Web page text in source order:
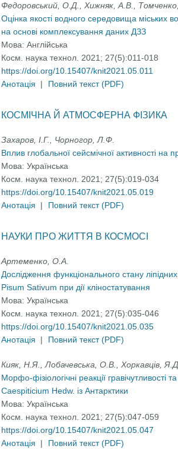
Федоровський, О.Д., Хижняк, А.В.,
Оцінка якості водного середовища міських
на основі комплексування даних ДЗЗ
Мова: Англійська
Косм. наука технол. 2021; 27(5):011-018
https://doi.org/10.15407/knit2021.05.011
Анотація
| Повний текст (PDF)
КОСМІЧНА Й АТМОСФЕРНА ФІЗИКА
Захаров, І.Г., Чорногор, Л.Ф.
Вплив глобальної сейсмічної активності на
Мова: Українська
Косм. наука технол. 2021; 27(5):019-034
https://doi.org/10.15407/knit2021.05.019
Анотація
| Повний текст (PDF)
НАУКИ ПРО ЖИТТЯ В КОСМОСІ
Артеменко, О.А.
Дослідження функціонального стану
Pisum Sativum при дії кліностатування
Мова: Українська
Косм. наука технол. 2021; 27(5):035-046
https://doi.org/10.15407/knit2021.05.035
Анотація
| Повний текст (PDF)
Кияк, Н.Я., Лобачевська, О.В., Хоркавців,
Морфо-фізіологічні реакції
Caespiticium Hedw. із Антарктики
Мова: Українська
Косм. наука технол. 2021; 27(5):047-059
https://doi.org/10.15407/knit2021.05.047
Анотація
| Повний текст (PDF)